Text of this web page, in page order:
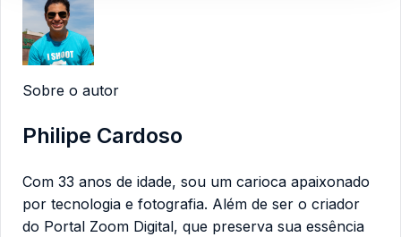
Sobre o autor
Philipe Cardoso
Com 33 anos de idade, sou um carioca apaixonado
por tecnologia e fotografia. Além de ser o criador
do Portal Zoom Digital, que preserva sua essência